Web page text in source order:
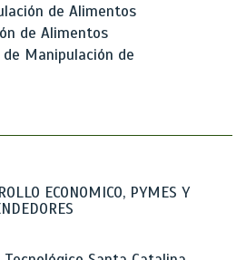
de Alimentos
de Alimentos
Manipulación de
ECONOMICO, PYMES Y